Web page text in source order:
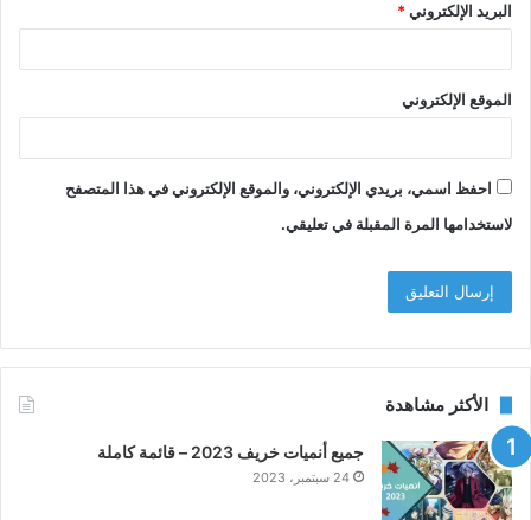
البريد الإلكتروني*
الموقع الإلكتروني
احفظ اسمي، بريدي الإلكتروني، والموقع الإلكتروني في هذا المتصفح
لاستخدامها المرة المقبلة في تعليقي.
الأكثر مشاهدة
جميع أنميات خريف 2023 – قائمة كاملة
24 سبتمبر، 2023